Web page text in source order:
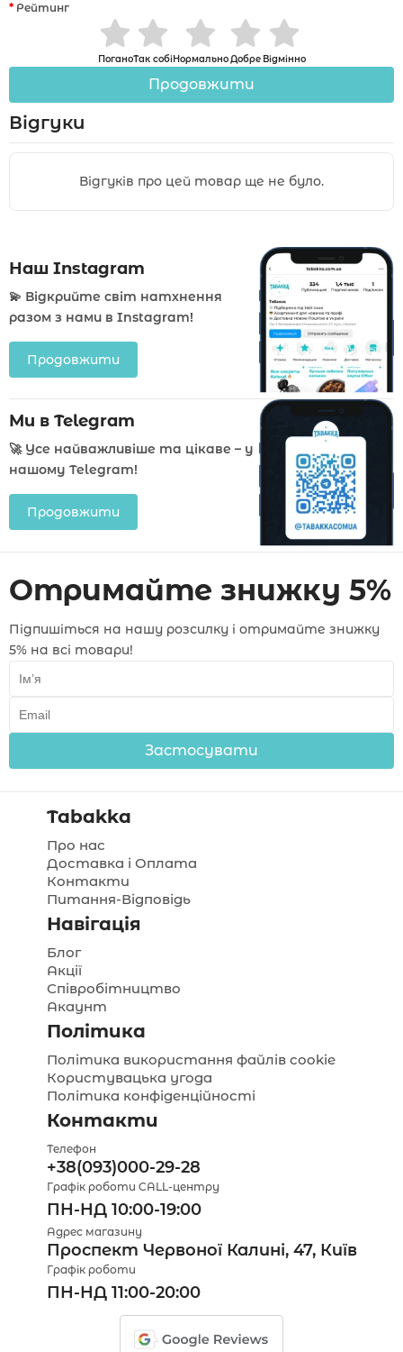
Рейтинг
ПоганоТак собіНормальноДобре Відмінно
Продовжити
Відгуки
Відгуків про цей товар ще не було.
Наш Instagram
💫 Відкрийте світ натхнення
разом з нами в Instagram!
Продовжити
Ми в Telegram
🚀 Усе найважливіше та цікаве – у
нашому Telegram!
Продовжити
Отримайте знижку 5%
Підпишіться на нашу розсилку і отримайте знижку
5% на всі товари!
Застосувати
Tabakka
Про нас
Доставка і Оплата
Контакти
Питання-Відповідь
Навігація
Блог
Акції
Співробітництво
Акаунт
Політика
Політика використання файлів cookie
Користувацька угода
Політика конфіденційності
Контакти
Телефон
+38(093)000-29-28
Графік роботи CALL-центру
ПН-НД 10:00-19:00
Адрес магазину
Проспект Червоної Калині, 47, Київ
Графік роботи
ПН-НД 11:00-20:00